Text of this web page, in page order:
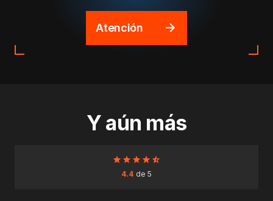
Atención
Y aún más
4.4 de 5